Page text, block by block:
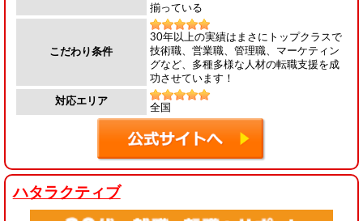
揃っている
こだわり条件
30年以上の実績はまさにトップクラスで
技術職、営業職、管理職、マーケティン
グなど、多種多様な人材の転職支援を成
功させています！
対応エリア
全国
ハタラクティブ